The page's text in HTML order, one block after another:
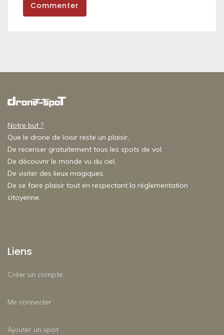
Commenter
Notre but ?
Que le drone de loisir reste un plaisir,
De recenser gratuitement tous les spots de vol,
De découvrir le monde vu du ciel,
De visiter des lieux magiques,
De se faire plaisir tout en respectant la réglementation
citoyenne.
Liens
Créer un compte
Me connecter
Ajouter un spot